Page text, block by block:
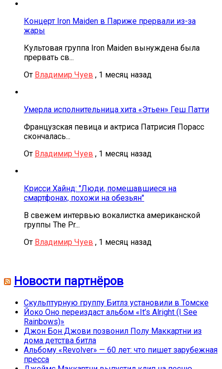
Концерт Iron Maiden в Париже прервали из-за
жары
Культовая группа Iron Maiden вынуждена была
прервать св...
От Владимир Чуев , 1 месяц назад
Умерла исполнительница хита «Этьен» Геш Патти
Французская певица и актриса Патрисия Порасс
скончалась...
От Владимир Чуев , 1 месяц назад
Крисси Хайнд: "Люди, помешавшиеся на
смартфонах, похожи на обезьян"
В свежем интервью вокалистка американской
группы The Pr...
От Владимир Чуев , 1 месяц назад
Новости партнёров
Скульптурную группу Битлз установили в Томске
Йоко Оно переиздаст альбом «It’s Alright (I See
Rainbows)»
Джон Бон Джови позвонил Полу Маккартни из
дома детства битла
Альбому «Revolver» — 60 лет: что пишет зарубежная
пресса